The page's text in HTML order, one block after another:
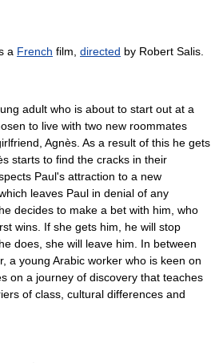
a French film directed by Robert Salis
adult who is about to start out at a
to live with two new roommates
Agnès. As a result of this he gets
starts to find the cracks in their
Paul's attraction to a new
leaves Paul in denial of any
decides to make a bet with him, who
wins. If she gets him, he will stop
does, she will leave him. In between
a young Arabic worker who is keen on
on a journey of discovery that teaches
of class, cultural differences and